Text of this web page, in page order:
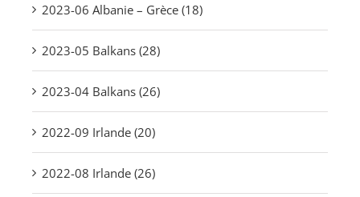
2023-06 Albanie – Grèce (18)
2023-05 Balkans (28)
2023-04 Balkans (26)
2022-09 Irlande (20)
2022-08 Irlande (26)